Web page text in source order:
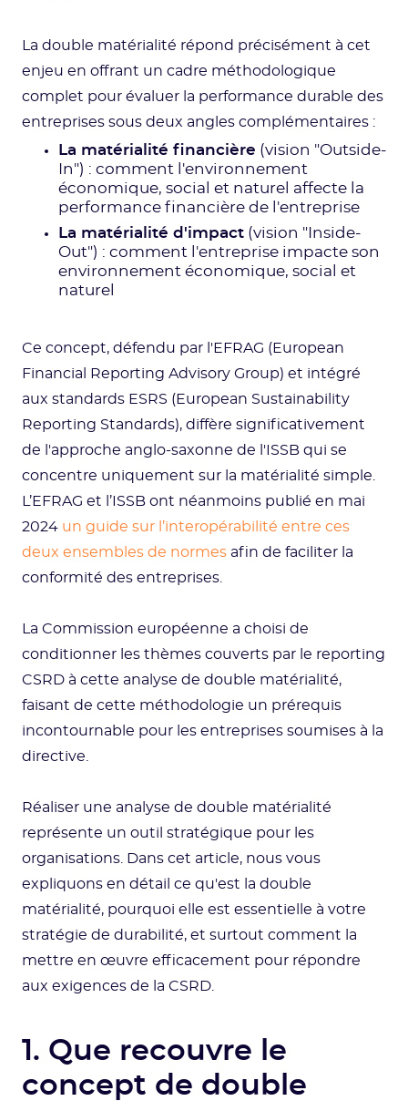
La double matérialité répond précisément à cet
enjeu en offrant un cadre méthodologique
complet pour évaluer la performance durable des
entreprises sous deux angles complémentaires :
La matérialité financière (vision "Outside-
In") : comment l'environnement
économique, social et naturel affecte la
performance financière de l'entreprise
La matérialité d'impact (vision "Inside-
Out") : comment l'entreprise impacte son
environnement économique, social et
naturel
Ce concept, défendu par l'EFRAG (European
Financial Reporting Advisory Group) et intégré
aux standards ESRS (European Sustainability
Reporting Standards), diffère significativement
de l'approche anglo-saxonne de l'ISSB qui se
concentre uniquement sur la matérialité simple.
L’EFRAG et l’ISSB ont néanmoins publié en mai
2024 un guide sur l’interopérabilité entre ces
deux ensembles de normes afin de faciliter la
conformité des entreprises.
La Commission européenne a choisi de
conditionner les thèmes couverts par le reporting
CSRD à cette analyse de double matérialité,
faisant de cette méthodologie un prérequis
incontournable pour les entreprises soumises à la
directive.
Réaliser une analyse de double matérialité
représente un outil stratégique pour les
organisations. Dans cet article, nous vous
expliquons en détail ce qu'est la double
matérialité, pourquoi elle est essentielle à votre
stratégie de durabilité, et surtout comment la
mettre en œuvre efficacement pour répondre
aux exigences de la CSRD.
1. Que recouvre le
concept de double